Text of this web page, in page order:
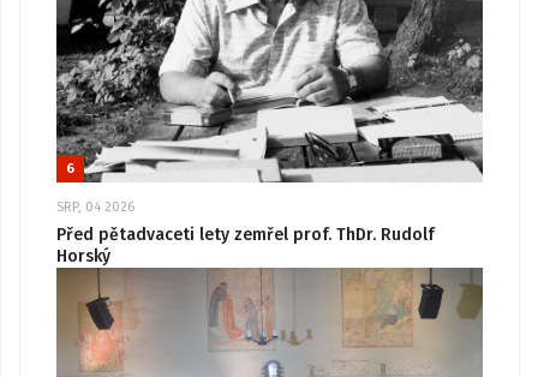
6
SRP, 04 2026
Před pětadvaceti lety zemřel prof. ThDr. Rudolf
Horský